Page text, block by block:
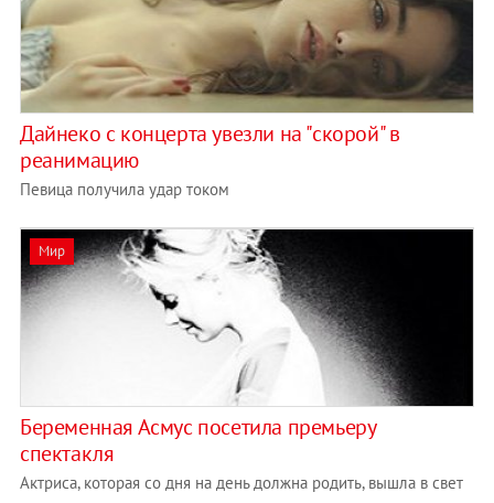
Дайнеко с концерта увезли на "скорой" в
реанимацию
Певица получила удар током
Мир
Беременная Асмус посетила премьеру
спектакля
Актриса, которая со дня на день должна родить, вышла в свет